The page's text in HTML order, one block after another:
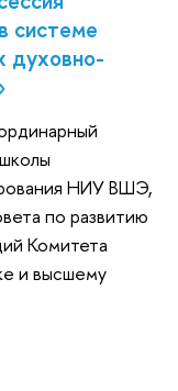
системе
духовно-
НИУ ВШЭ,
по развитию
Комитета
и высшему